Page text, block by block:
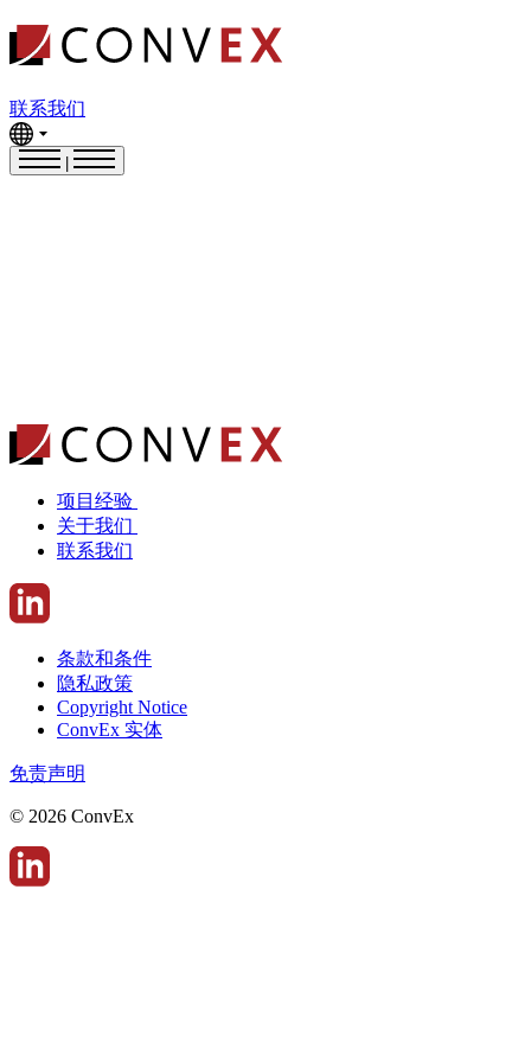
联系我们
项目经验
关于我们
联系我们
条款和条件
隐私政策
Copyright Notice
ConvEx 实体
免责声明
© 2026 ConvEx